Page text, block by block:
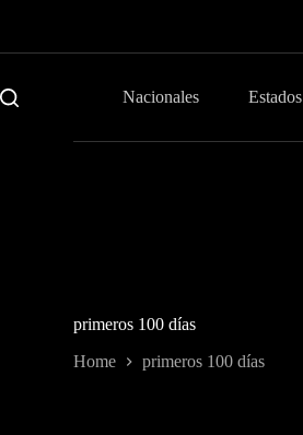
Nacionales Estados
primeros 100 días
Home primeros 100 días